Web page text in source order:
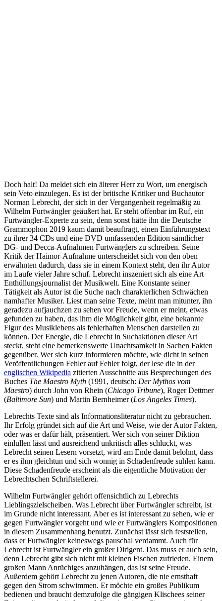
Doch halt! Da meldet sich ein älterer Herr zu Wort, um energisch
sein Veto einzulegen. Es ist der britische Kritiker und Buchautor
Norman Lebrecht, der sich in der Vergangenheit regelmäßig zu
Wilhelm Furtwängler geäußert hat. Er steht offenbar im Ruf, ein
Furtwängler-Experte zu sein, denn sonst hätte ihn die Deutsche
Grammophon 2019 kaum damit beauftragt, einen Einführungstext
zu ihrer 34 CDs und eine DVD umfassenden Edition sämtlicher
DG- und Decca-Aufnahmen Furtwänglers zu schreiben. Seine
Kritik der Haimor-Aufnahme unterscheidet sich von den oben
erwähnten dadurch, dass sie in einem Kontext steht, den ihr Autor
im Laufe vieler Jahre schuf. Lebrecht inszeniert sich als eine Art
Enthüllungsjournalist der Musikwelt. Eine Konstante seiner
Tätigkeit als Autor ist die Suche nach charakterlichen Schwächen
namhafter Musiker. Liest man seine Texte, meint man mitunter, ihn
geradezu aufjauchzen zu sehen vor Freude, wenn er meint, etwas
gefunden zu haben, das ihm die Möglichkeit gibt, eine bekannte
Figur des Musiklebens als fehlerhaften Menschen darstellen zu
können. Der Energie, die Lebrecht in Suchaktionen dieser Art
steckt, steht eine bemerkenswerte Unachtsamkeit in Sachen Fakten
gegenüber. Wer sich kurz informieren möchte, wie dicht in seinen
Veröffentlichungen Fehler auf Fehler folgt, der lese die in der
englischen Wikipedia zitierten Ausschnitte aus Besprechungen des
Buches The Maestro Myth (1991, deutsch: Der Mythos vom
Maestro) durch John von Rhein (Chicago Tribune), Roger Dettmer
(Baltimore Sun) und Martin Bernheimer (Los Angeles Times).
Lebrechts Texte sind als Informationsliteratur nicht zu gebrauchen.
Ihr Erfolg gründet sich auf die Art und Weise, wie der Autor Fakten,
oder was er dafür hält, präsentiert. Wer sich von seiner Diktion
einlullen lässt und ausreichend unkritisch alles schluckt, was
Lebrecht seinen Lesern vorsetzt, wird am Ende damit belohnt, dass
er es ihm gleichtun und sich wonnig in Schadenfreude suhlen kann.
Diese Schadenfreude erscheint als die eigentliche Motivation der
Lebrechtschen Schriftstellerei.
Wilhelm Furtwängler gehört offensichtlich zu Lebrechts
Lieblingszielscheiben. Was Lebrecht über Furtwängler schreibt, ist
im Grunde nicht interessant. Aber es ist interessant zu sehen, wie er
gegen Furtwängler vorgeht und wie er Furtwänglers Kompositionen
in diesem Zusammenhang benutzt. Zunächst lässt sich feststellen,
dass er Furtwängler keineswegs pauschal verdammt. Auch für
Lebrecht ist Furtwängler ein großer Dirigent. Das muss er auch sein,
denn Lebrecht gibt sich nicht mit kleinen Fischen zufrieden. Einem
großen Mann Anrüchiges anzuhängen, das ist seine Freude.
Außerdem gehört Lebrecht zu jenen Autoren, die nie ernsthaft
gegen den Strom schwimmen. Er möchte ein großes Publikum
bedienen und braucht demzufolge die gängigen Klischees seiner